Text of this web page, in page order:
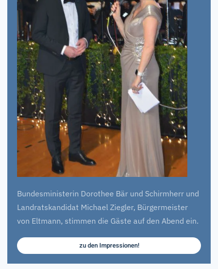
Bundesministerin Dorothee Bär und Schirmherr und
Landratskandidat Michael Ziegler, Bürgermeister
von Eltmann, stimmen die Gäste auf den Abend ein.
zu den Impressionen!